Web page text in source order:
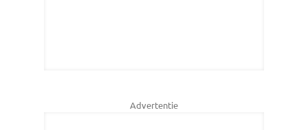
Advertentie